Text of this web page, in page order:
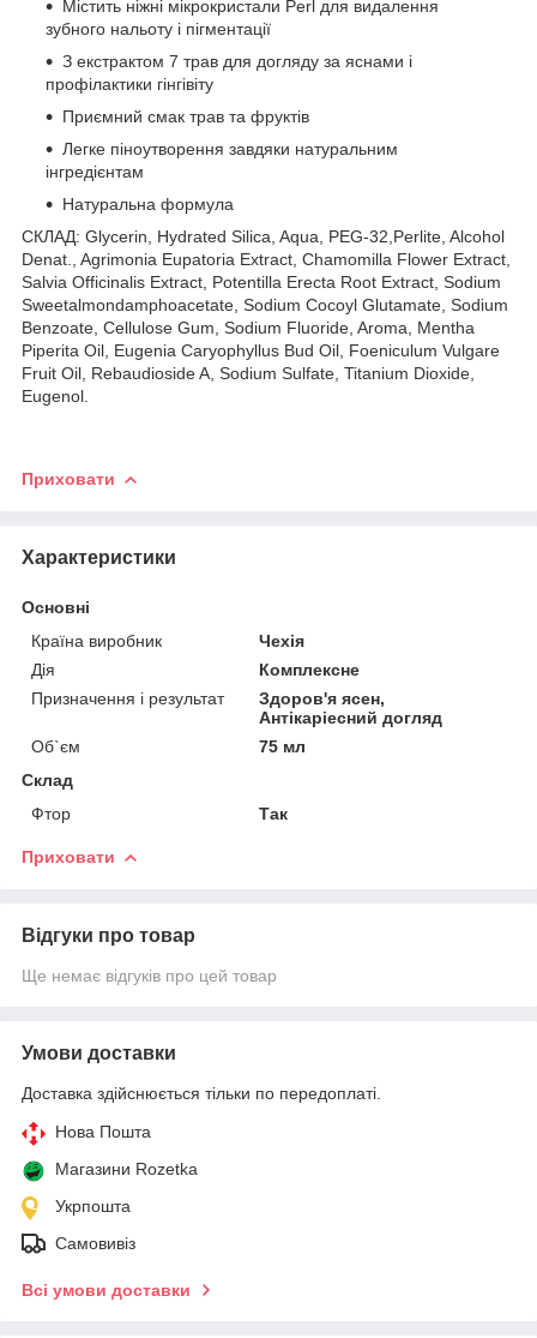
Містить ніжні мікрокристали Perl для видалення
зубного нальоту і пігментації
З екстрактом 7 трав для догляду за яснами і
профілактики гінгівіту
Приємний смак трав та фруктів
Легке піноутворення завдяки натуральним
інгредієнтам
Натуральна формула
СКЛАД: Glycerin, Hydrated Silica, Aqua, PEG-32,Perlite, Alcohol
Denat., Agrimonia Eupatoria Extract, Chamomilla Flower Extract,
Salvia Officinalis Extract, Potentilla Erecta Root Extract, Sodium
Sweetalmondamphoacetate, Sodium Cocoyl Glutamate, Sodium
Benzoate, Cellulose Gum, Sodium Fluoride, Aroma, Mentha
Piperita Oil, Eugenia Caryophyllus Bud Oil, Foeniculum Vulgare
Fruit Oil, Rebaudioside A, Sodium Sulfate, Titanium Dioxide,
Eugenol.
Приховати
Характеристики
Основні
Країна виробник
Чехія
Дія
Комплексне
Призначення і результат
Здоров'я ясен,
Антікаріесний догляд
Об`єм
75 мл
Склад
Фтор
Так
Приховати
Відгуки про товар
Ще немає відгуків про цей товар
Умови доставки
Доставка здійснюється тільки по передоплаті.
Нова Пошта
Магазини Rozetka
Укрпошта
Самовивіз
Всі умови доставки